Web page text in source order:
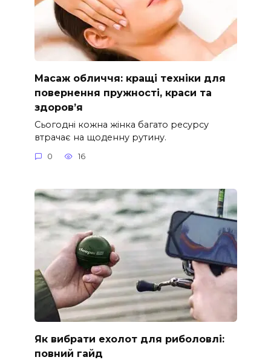
Масаж обличчя: кращі техніки для
повернення пружності, краси та
здоров’я
Сьогодні кожна жінка багато ресурсу
втрачає на щоденну рутину.
0 16
Як вибрати ехолот для риболовлі:
повний гайд